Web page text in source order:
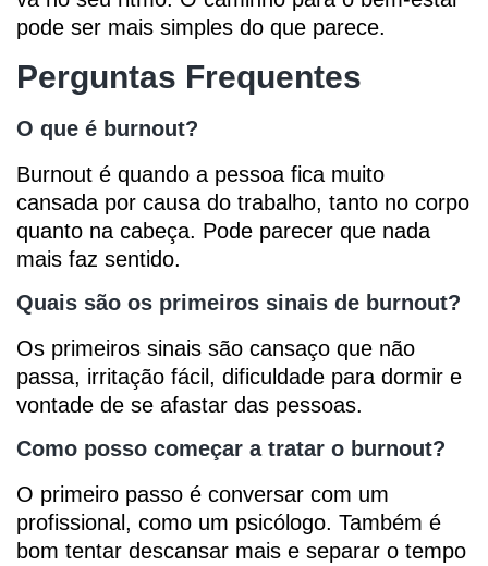
pode ser mais simples do que parece.
Perguntas Frequentes
O que é burnout?
Burnout é quando a pessoa fica muito
cansada por causa do trabalho, tanto no corpo
quanto na cabeça. Pode parecer que nada
mais faz sentido.
Quais são os primeiros sinais de burnout?
Os primeiros sinais são cansaço que não
passa, irritação fácil, dificuldade para dormir e
vontade de se afastar das pessoas.
Como posso começar a tratar o burnout?
O primeiro passo é conversar com um
profissional, como um psicólogo. Também é
bom tentar descansar mais e separar o tempo